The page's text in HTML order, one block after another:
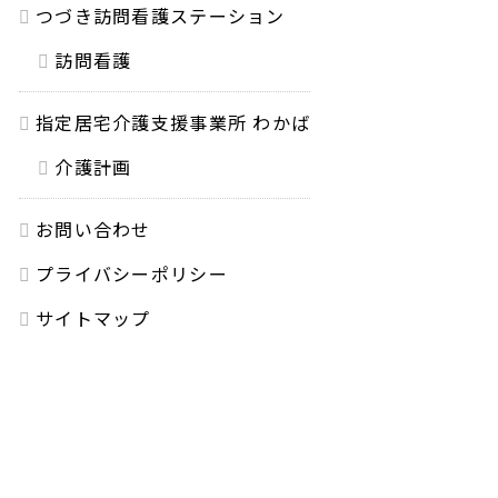
つづき訪問看護ステーション
訪問看護
指定居宅介護支援事業所 わかば
介護計画
お問い合わせ
プライバシーポリシー
サイトマップ